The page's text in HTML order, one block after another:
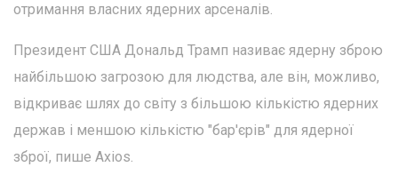
отримання власних ядерних арсеналів.
Президент США Дональд Трамп називає ядерну зброю
найбільшою загрозою для людства, але він, можливо,
відкриває шлях до світу з більшою кількістю ядерних
держав і меншою кількістю "бар'єрів" для ядерної
зброї, пише Axios.